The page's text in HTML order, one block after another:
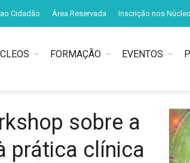
Cidadão Área Reservada Inscrição nos
FORMAÇÃO EVENTOS
sobre a
prática clínica